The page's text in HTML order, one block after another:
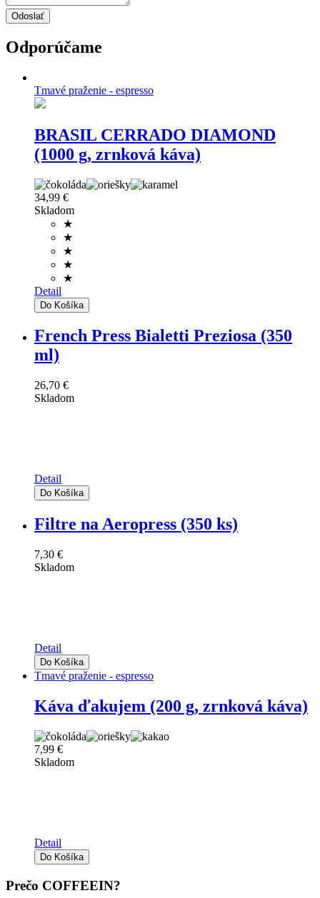
Odporúčame
Tmavé praženie - espresso
BRASIL CERRADO DIAMOND
(1000 g, zrnková káva)
34,99 €
Skladom
★
★
★
★
★
Detail
French Press Bialetti Preziosa (350
ml)
26,70 €
Skladom
Detail
Filtre na Aeropress (350 ks)
7,30 €
Skladom
Detail
Tmavé praženie - espresso
Káva ďakujem (200 g, zrnková káva)
7,99 €
Skladom
Detail
Prečo COFFEEIN?